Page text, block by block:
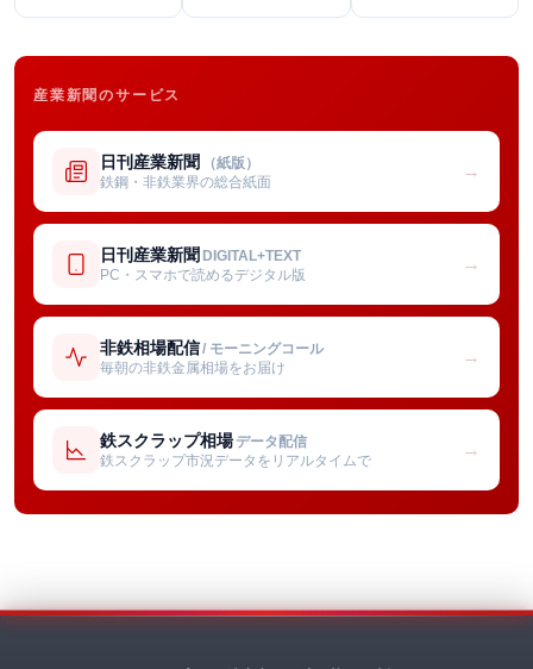
産業新聞のサービス
日刊産業新聞 （紙版）
鉄鋼・非鉄業界の総合紙面
→
日刊産業新聞 DIGITAL+TEXT
PC・スマホで読めるデジタル版
→
非鉄相場配信/ モーニングコール
毎朝の非鉄金属相場をお届け
→
鉄スクラップ相場 データ配信
鉄スクラップ市況データをリアルタイムで
→